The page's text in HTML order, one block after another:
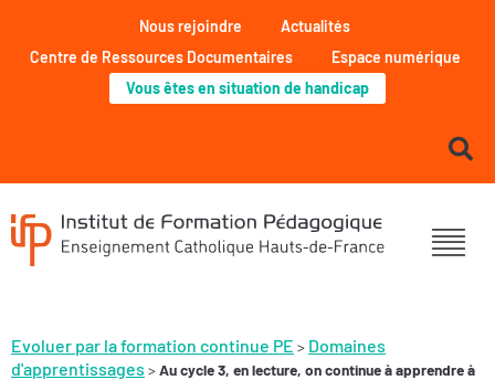
Nous rejoindre
Actualités
Centre de Ressources Documentaires
Espace numérique
Vous êtes en situation de handicap
Evoluer par la formation continue PE > Domaines
d'apprentissages >Au cycle 3, en lecture, on continue à apprendre à